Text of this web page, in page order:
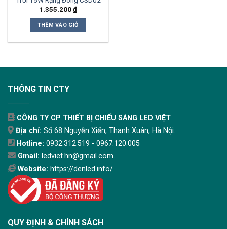
1.355.200₫
THÊM VÀO GIỎ
THÔNG TIN CTY
CÔNG TY CP THIẾT BỊ CHIẾU SÁNG LED VIỆT
Địa chỉ: Số 68 Nguyễn Xiển, Thanh Xuân, Hà Nội.
Hotline: 0932.312.519 - 0967.120.005
Gmail: ledviet.hn@gmail.com.
Website: https://denled.info/
QUY ĐỊNH & CHÍNH SÁCH